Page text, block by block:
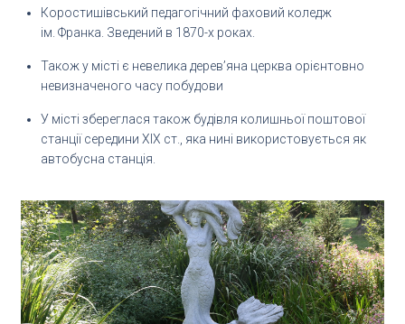
Коростишівський педагогічний фаховий коледж
ім. Франка. Зведений в 1870-х роках.
Також у місті є невелика дерев’яна церква орієнтовно
невизначеного часу побудови
У місті збереглася також будівля колишньої поштової
станції середини XIX ст., яка нині використовується як
автобусна станція.